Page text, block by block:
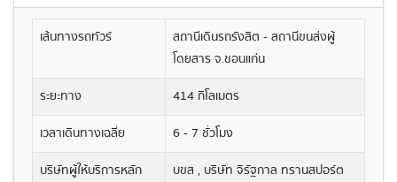
เส้นทางรถทัวร์
สถานีเดินรถรังสิต - สถานีขนส่งผู้
โดยสาร จ.ขอนแก่น
ระยะทาง
414 กิโลเมตร
เวลาเดินทางเฉลี่ย
6 - 7 ชั่วโมง
บริษัทผู้ให้บริการหลัก
บขส , บริษัท จิรัฐกาล ทรานสปอร์ต